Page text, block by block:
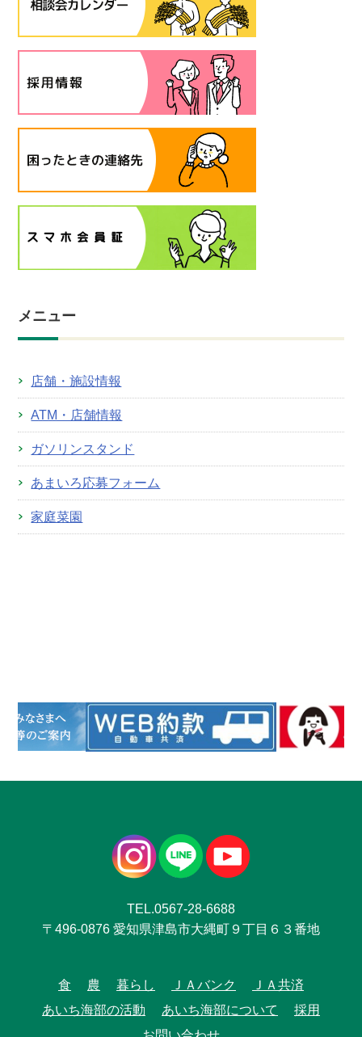
メニュー
店舗・施設情報
ATM・店舗情報
ガソリンスタンド
あまいろ応募フォーム
家庭菜園
TEL.0567-28-6688
〒496-0876 愛知県津島市大縄町９丁目６３番地
食 農 暮らし ＪＡバンク
ＪＡ共済
あいち海部の活動
あいち海部について
採用